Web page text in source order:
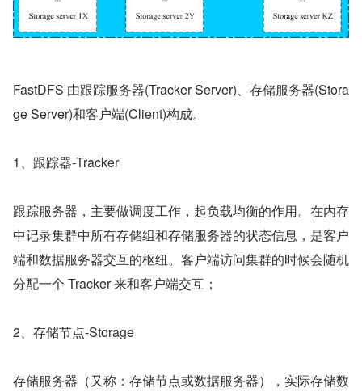
FastDFS 由跟踪服务器(Tracker Server)、存储服务器(Stora
ge Server)和客户端(Client)构成。
1、跟踪器-Tracker
跟踪服务器，主要做调度工作，起负载均衡的作用。在内存
中记录集群中所有存储组和存储服务器的状态信息，是客户
端和数据服务器交互的枢纽。客户端访问集群的时候会随机
分配一个 Tracker 来和客户端交互；
2、存储节点-Storage
存储服务器（又称：存储节点或数据服务器），实际存储数